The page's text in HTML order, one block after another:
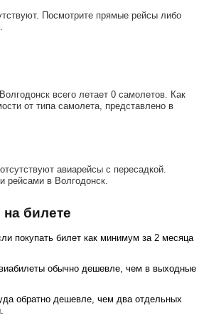
Посмотрите прямые рейсы либо
всего летает 0 самолетов. Как
от типа самолета, представлено в
авиарейсы с пересадкой.
рейсами в Волгодонск.
билете
покупать билет как минимум за 2 месяца
обычно дешевле, чем в выходные
обратно дешевле, чем два отдельных